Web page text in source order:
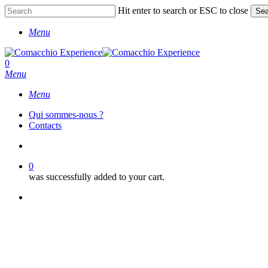
Skip
to
main
Hit enter to search or ESC to close
SearchMenu
account
0
Menu
Menu
Qui sommes-nous ?
Contacts
0
was successfully added to your cart.